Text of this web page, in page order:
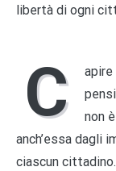
libertà di ogni
C
non
anch’essa dagli
ciascun